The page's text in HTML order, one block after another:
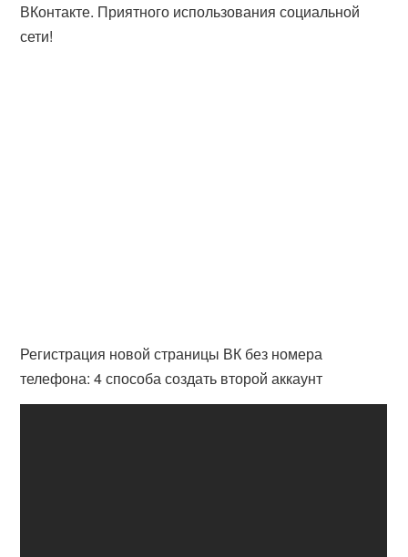
ВКонтакте. Приятного использования социальной
сети!
Регистрация новой страницы ВК без номера
телефона: 4 способа создать второй аккаунт